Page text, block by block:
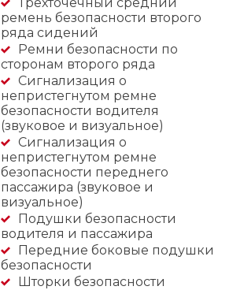
ремень безопасности второго
ряда сидений
Ремни безопасности по
сторонам второго ряда
Сигнализация о
непристегнутом ремне
безопасности водителя
(звуковое и визуальное)
Сигнализация о
непристегнутом ремне
безопасности переднего
пассажира (звуковое и
визуальное)
Подушки безопасности
водителя и пассажира
Передние боковые подушки
безопасности
Шторки безопасности